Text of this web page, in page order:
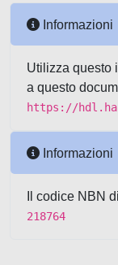
Informazioni
Utilizza questo
a questo
https://
Informazioni
Il codice NBN
218764